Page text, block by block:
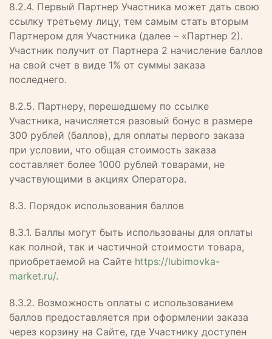
8.2.4. Первый Партнер Участника может дать свою
ссылку третьему лицу, тем самым стать вторым
Партнером для Участника (далее – «Партнер 2).
Участник получит от Партнера 2 начисление баллов
на свой счет в виде 1% от суммы заказа
последнего.
8.2.5. Партнеру, перешедшему по ссылке
Участника, начисляется разовый бонус в размере
300 рублей (баллов), для оплаты первого заказа
при условии, что общая стоимость заказа
составляет более 1000 рублей товарами, не
участвующими в акциях Оператора.
8.3. Порядок использования баллов
8.3.1. Баллы могут быть использованы для оплаты
как полной, так и частичной стоимости товара,
приобретаемой на Сайте https://lubimovka-
market.ru/.
8.3.2. Возможность оплаты с использованием
баллов предоставляется при оформлении заказа
через корзину на Сайте, где Участнику доступен